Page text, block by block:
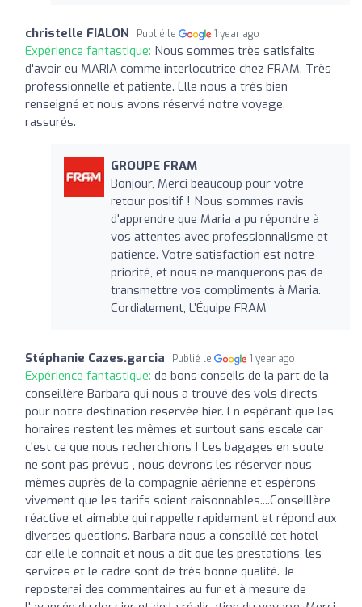
christelle FIALON Publié le 1 year ago
Expérience fantastique: Nous sommes très satisfaits
d'avoir eu MARIA comme interlocutrice chez FRAM. Très
professionnelle et patiente. Elle nous a très bien
renseigné et nous avons réservé notre voyage,
rassurés.
GROUPE FRAM
Bonjour, Merci beaucoup pour votre
retour positif ! Nous sommes ravis
d'apprendre que Maria a pu répondre à
vos attentes avec professionnalisme et
patience. Votre satisfaction est notre
priorité, et nous ne manquerons pas de
transmettre vos compliments à Maria.
Cordialement, L’Équipe FRAM
Stéphanie Cazes.garcia Publié le 1 year ago
Expérience fantastique: de bons conseils de la part de la
conseillère Barbara qui nous a trouvé des vols directs
pour notre destination reservée hier. En espérant que les
horaires restent les mêmes et surtout sans escale car
c'est ce que nous recherchions ! Les bagages en soute
ne sont pas prévus , nous devrons les réserver nous
mêmes auprès de la compagnie aérienne et espérons
vivement que les tarifs soient raisonnables....Conseillère
réactive et aimable qui rappelle rapidement et répond aux
diverses questions. Barbara nous a conseillé cet hotel
car elle le connait et nous a dit que les prestations, les
services et le cadre sont de très bonne qualité. Je
reposterai des commentaires au fur et à mesure de